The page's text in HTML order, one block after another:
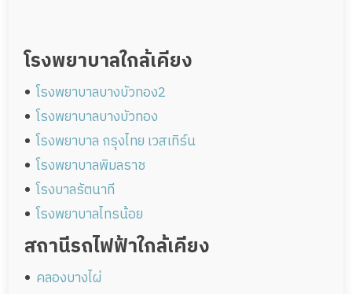
โรงพยาบาลใกล้เคียง
โรงพยาบาลบางบัวทอง2
โรงพยาบาลบางบัวทอง
โรงพยาบาล กรุงไทย เวสเทิร์น
โรงพยาบาลพิมลราช
โรงบาลรัตนาที
โรงพยาบาลไทรน้อย
สถานีรถไฟฟ้าใกล้เคียง
คลองบางไผ่